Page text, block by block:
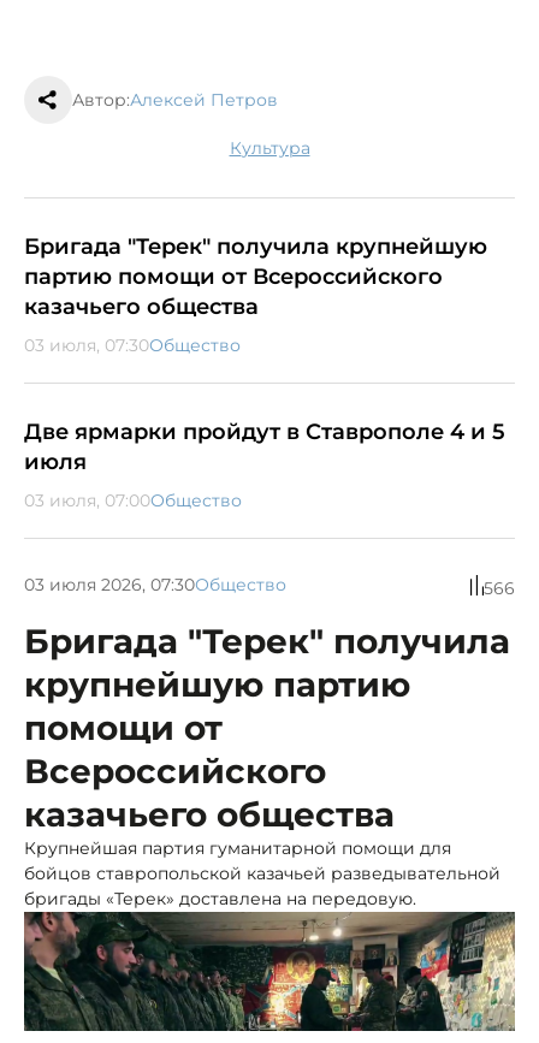
Автор:Алексей Петров
культура
Бригада "Терек" получила крупнейшую
партию помощи от Всероссийского
казачьего общества
03 июля, 07:30Общество
Две ярмарки пройдут в Ставрополе 4 и 5
июля
03 июля, 07:00Общество
03 июля 2026, 07:30Общество 566
Бригада "Терек" получила
крупнейшую партию
помощи от
Всероссийского
казачьего общества
Крупнейшая партия гуманитарной помощи для
бойцов ставропольской казачьей разведывательной
бригады «Терек» доставлена на передовую.